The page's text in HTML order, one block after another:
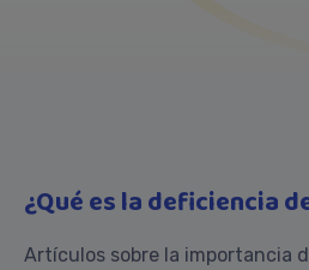
¿Qué es la deficiencia
Artículos sobre la importancia